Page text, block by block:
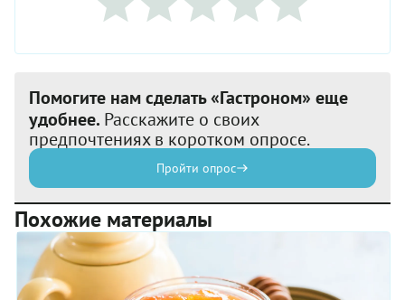
Помогите нам сделать «Гастроном» еще
удобнее. Расскажите о своих
предпочтениях в коротком опросе.
Пройти опрос
Похожие материалы